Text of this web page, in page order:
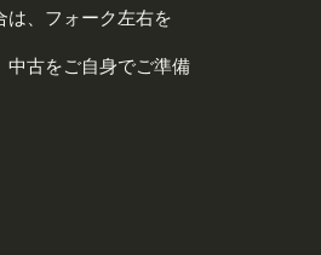
は、フォーク左右を
中古をご自身でご準備